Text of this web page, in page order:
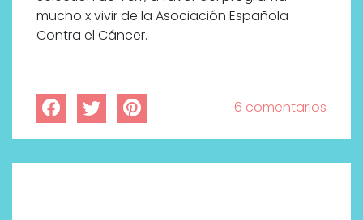
mucho x vivir de la Asociación Española
Contra el Cáncer.
6 comentarios